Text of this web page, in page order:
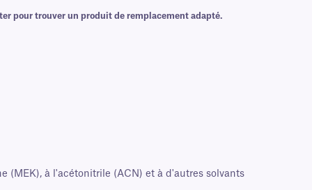
pour trouver un produit de remplacement adapté.
(MEK), à l'acétonitrile (ACN) et à d'autres solvants